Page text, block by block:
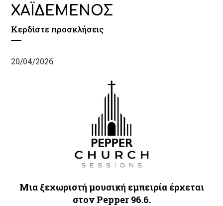
ΧΑΪΔΕΜΕΝΟΣ
Κερδίστε προσκλήσεις
20/04/2026
Μια ξεχωριστή μουσική εμπειρία έρχεται
στον Pepper96.6.